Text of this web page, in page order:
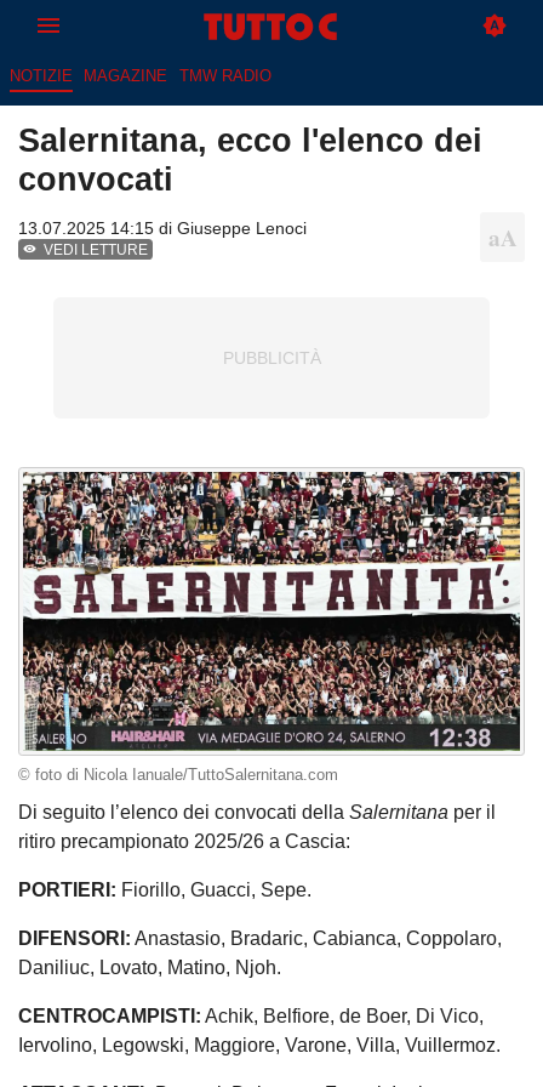
NOTIZIE MAGAZINE TMW RADIO
Salernitana, ecco l'elenco dei
convocati
13.07.2025 14:15 di Giuseppe Lenoci
VEDI LETTURE
© foto di Nicola Ianuale/TuttoSalernitana.com
Di seguito l’elenco dei convocati della Salernitana per il
ritiro precampionato 2025/26 a Cascia:
PORTIERI: Fiorillo, Guacci, Sepe.
DIFENSORI: Anastasio, Bradaric, Cabianca, Coppolaro,
Daniliuc, Lovato, Matino, Njoh.
CENTROCAMPISTI: Achik, Belfiore, de Boer, Di Vico,
Iervolino, Legowski, Maggiore, Varone, Villa, Vuillermoz.